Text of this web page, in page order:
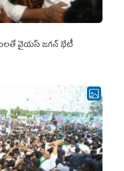
వైయస్ జగన్ భేటీ